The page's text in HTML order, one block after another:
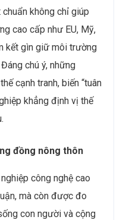
chuẩn không chỉ giúp
cao cấp như EU, Mỹ,
kết gìn giữ môi trường
chú ý, những
cạnh tranh, biến “tuân
khẳng định vị thế
đồng nông thôn
công nghệ cao
mà còn được đo
con người và cộng